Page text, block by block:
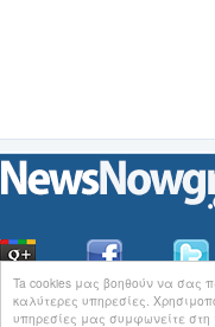
Ta cookies μας βοηθούν να σας
καλύτερες υπηρεσίες.
υπηρεσίες μας συμφωνείτε στη
ΟιΕιδήσεις του NewsNowgr.com στο